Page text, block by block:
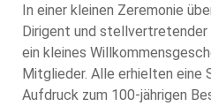
In einer kleinen Zeremonie
Dirigent und stellvertretender
ein kleines
Mitglieder. Alle erhielten
Aufdruck zum 100-jährigen